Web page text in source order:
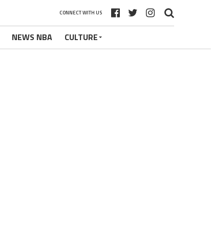
CONNECT WITH US
NEWS NBA CULTURE